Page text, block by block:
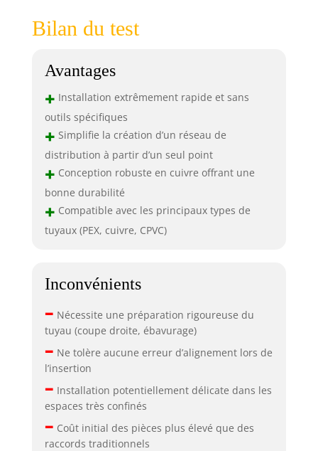
Bilan du test
Avantages
+ Installation extrêmement rapide et sans
outils spécifiques
+ Simplifie la création d’un réseau de
distribution à partir d’un seul point
+ Conception robuste en cuivre offrant une
bonne durabilité
+ Compatible avec les principaux types de
tuyaux (PEX, cuivre, CPVC)
Inconvénients
– Nécessite une préparation rigoureuse du
tuyau (coupe droite, ébavurage)
– Ne tolère aucune erreur d’alignement lors de
l’insertion
– Installation potentiellement délicate dans les
espaces très confinés
– Coût initial des pièces plus élevé que des
raccords traditionnels